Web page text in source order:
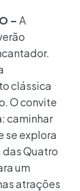
– A
clássica
O convite
caminhar
se explora
das Quatro
um
atrações